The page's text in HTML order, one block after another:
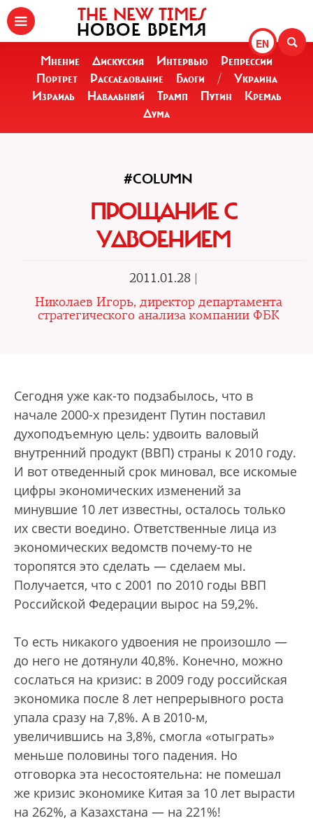
EN
THE NEW TIMES
НОВОЕ ВРЕМЯ
Мнение Дискуссия Интервью
Репрессии
Портрет
Расследование Блоги /
Украина
Израиль
Навальный Трамп Путин
Кремль
Дума
#COLUMN
ПРОЩАНИЕ С
УДВОЕНИЕМ
2011.01.28 |
Николаев Игорь, директор департамента
стратегического анализа компании ФБК
Сегодня уже как-то подзабылось, что в
начале 2000-х президент Путин поставил
духоподъемную цель: удвоить валовый
внутренний продукт (ВВП) страны к 2010 году.
И вот отведенный срок миновал, все искомые
цифры экономических изменений за
минувшие 10 лет известны, осталось только
их свести воедино. Ответственные лица из
экономических ведомств почему-то не
торопятся это сделать — сделаем мы.
Получается, что с 2001 по 2010 годы ВВП
Российской Федерации вырос на 59,2%.
То есть никакого удвоения не произошло —
до него не дотянули 40,8%. Конечно, можно
сослаться на кризис: в 2009 году российская
экономика после 8 лет непрерывного роста
упала сразу на 7,8%. А в 2010-м,
увеличившись на 3,8%, смогла «отыграть»
меньше половины того падения. Но
отговорка эта несостоятельна: не помешал
же кризис экономике Китая за 10 лет вырасти
на 262%, а Казахстана — на 221%!